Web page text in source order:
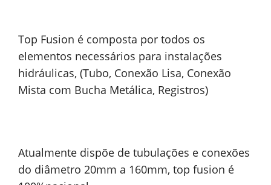
Top Fusion é composta por todos os
elementos necessários para instalações
hidráulicas, (Tubo, Conexão Lisa, Conexão
Mista com Bucha Metálica, Registros)
Atualmente dispõe de tubulações e conexões
do diâmetro 20mm a 160mm, top fusion é